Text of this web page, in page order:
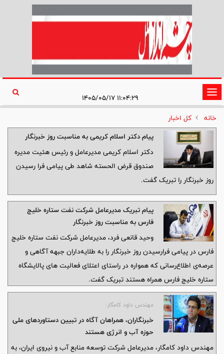
تغییر
وضعیت
ناوبری
۱۱:۰۴:۲۹ ۱۴۰۵/۰۵/۱۷
خانه
کل اخبار
پیام دکتر اسلام کریمی به مناسبت روز خبرنگار
دکتر اسلام کریمی مدیرعامل و رئیس هئیت مدیره
صندوق قرض الحسته شاهد طی پیامی فرا رسیدن
روز خبرنگار را تبریک گفت.
پیام تبریک مدیرعامل شرکت نفت ستاره خلیج
فارس به مناسبت روز خبرنگار
وحید قانعی فرد، مدیرعامل شرکت نفت ستاره خلیج
فارس در پیامی فرارسیدن روز خبرنگار را به طلایه‌داران جبهه آگاهی و
عرصه‌ی اطلاع‌رسانی که همواره در راستای اعتلای فعالیت های پالایشگاه
ستاره خلیج فارس همراه هستند تبریک گفت.
مهندس داود کامگار:
خبرنگاران، همراهان آگاه در تبیین دستاوردهای ملی
حوزه آب و انرژی هستند
مهندس داود کامگار، مدیرعامل شرکت توسعه منابع آب و نیروی ایران، به